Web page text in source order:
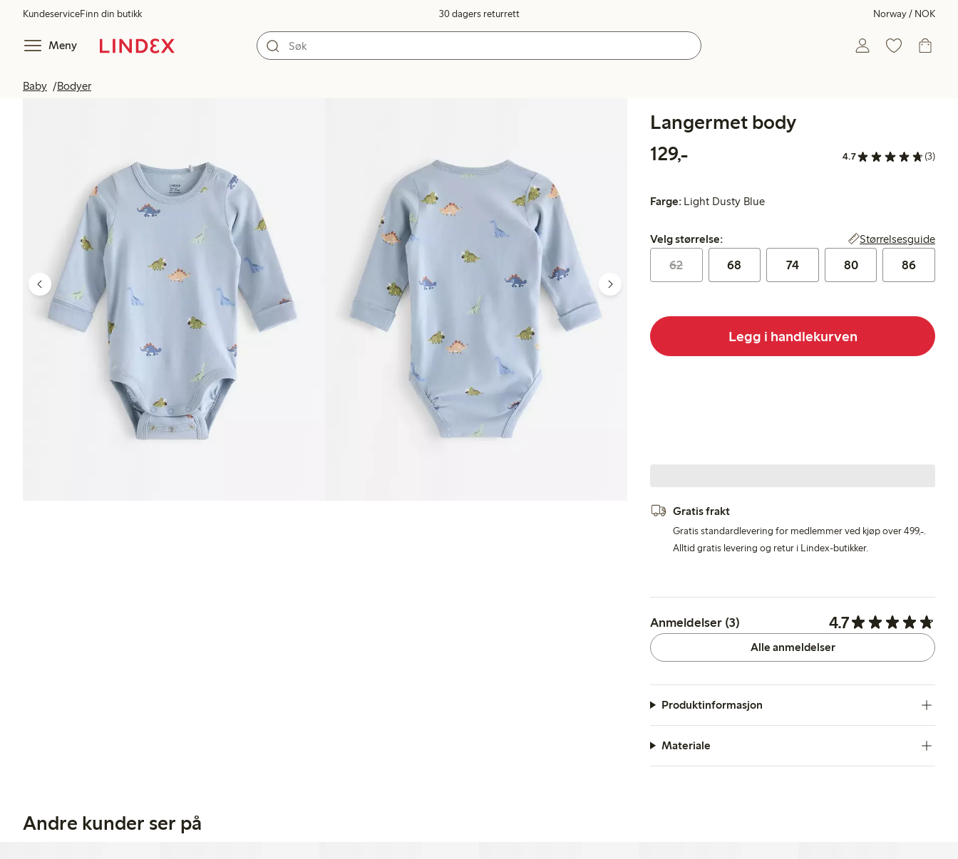
KundeserviceFinn din butikk 30 dagers returrett Norway / NOK
Meny
Baby Bodyer
Langermet body
129,-
4.7 (3)
Farge: Light Dusty Blue
Velg størrelse:
Velg størrelse: Størrelsesguide
62 68 74 80 86
Legg i handlekurven
Gratis frakt
Gratis standardlevering for medlemmer ved kjøp over 499,-.
Alltid gratis levering og retur i Lindex-butikker.
Anmeldelser (3) 4.7
Alle anmeldelser
Produktinformasjon
Materiale
Andre kunder ser på